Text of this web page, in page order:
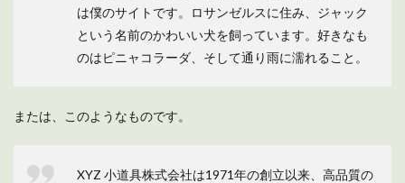
は僕のサイトです。ロサンゼルスに住み、ジャック
という名前のかわいい犬を飼っています。好きなも
のはピニャコラーダ、そして通り雨に濡れること。
または、このようなものです。
XYZ 小道具株式会社は1971年の創立以来、高品質の